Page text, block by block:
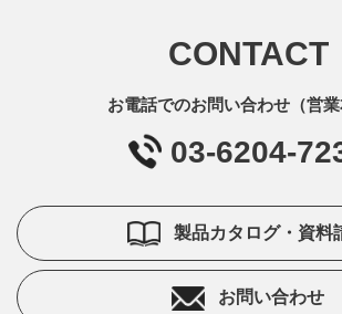
CONTACT
お電話でのお問い合わせ（営業
03-6204-
製品カタログ・資料
お問い合わせ